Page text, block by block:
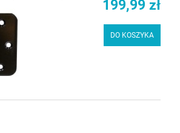
199,99 zł
DO KOSZYKA